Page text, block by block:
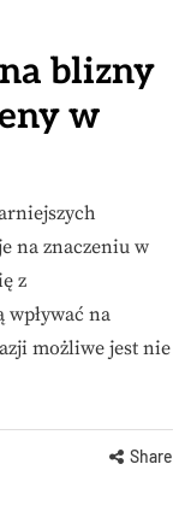
blizny
w
na znaczeniu w
z
na
możliwe jest nie
Share